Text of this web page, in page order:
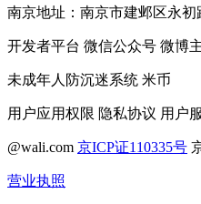
南京地址：南京市建邺区永初
开发者平台 微信公众号 微博
未成年人防沉迷系统 米币
用户应用权限 隐私协议 用户
@wali.com 京ICP证110335号
营业执照